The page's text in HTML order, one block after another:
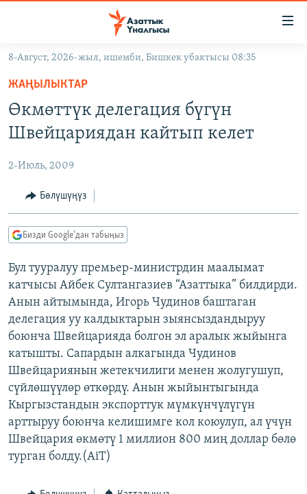
Навигацияга
өтүңүз
Издөөгө
салыңызКЫРГЫЗСТАН
ЭКОНОМИКА
МАДАНИЯТ
БОРБОР АЗИЯ
АТАЙЫН ИЛИКТӨӨ
ТВ ПРОГРАММАЛАР
ЭКСПЕРТТЕР ТАЛДАЙТ
БИЗ ЖАНА ДҮЙНӨ
ДАНИСТЕ
ЭЖЕ-СИҢДИЛЕР
ЫҢГАЙСЫЗ СУРООЛОР
ӨЗГӨЧӨ ПИКИР
Русский
ОНЛАЙН ШЕРИНЕ
ЭЕ/АРнун бардык сайттары
8-Август, 2026-жыл, ишемби, Бишкек убактысы 08:35
ЖАҢЫЛЫКТАР
Өкмөттүк делегация бүгүн
Швейцариядан кайтып келет
2-Июль, 2009
Бөлүшүңүз
Бизди Google'дан табыңыз
Бул тууралуу премьер-министрдин маалымат
катчысы Айбек Султангазиев “Азаттыка” билдирди.
Анын айтымында, Игорь Чудинов баштаган
делегация уу калдыктарын зыянсыздандыруу
боюнча Швейцарияда болгон эл аралык жыйынга
катышты. Сапардын алкагында Чудинов
Швейцариянын жетекчилиги менен жолугушуп,
сүйлөшүүлөр өткөрдү. Анын жыйынтыгында
Кыргызстандын экспорттук мүмкүнчүлүгүн
арттыруу боюнча келишимге кол коюулуп, ал үчүн
Швейцария өкмөтү 1 миллион 800 миң доллар бөлө
турган болду.(AiT)